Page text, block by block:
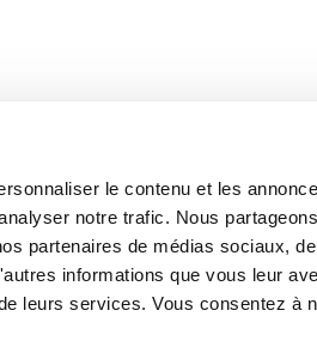
le contenu et les
notre trafic. Nous
partenaires de médias sociaux,
informations que vous leur
leurs services. Vous consentez à